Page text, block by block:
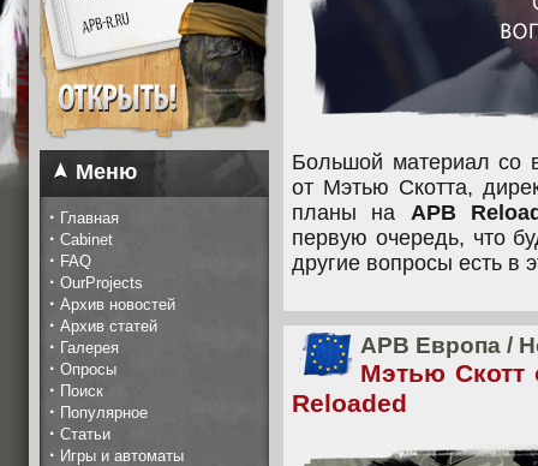
Меню
· Главная
· Cabinet
· FAQ
· OurProjects
· Архив новостей
· Архив статей
· Галерея
· Опросы
· Поиск
· Популярное
· Статьи
· Игры и автоматы
Большой материал со
от Мэтью Скотта,
планы на APB
первую очередь, что
другие вопросы есть в
APB Европа /
Мэтью Скотт
Reloaded